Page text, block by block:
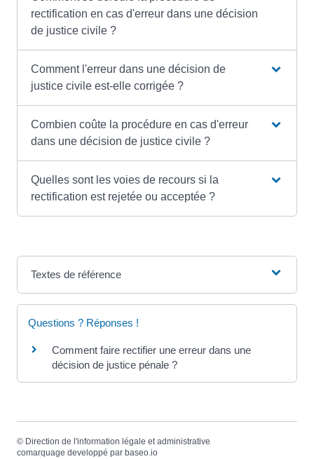
rectification en cas d'erreur dans une décision
de justice civile ?
Comment l'erreur dans une décision de
justice civile est-elle corrigée ?
Combien coûte la procédure en cas d'erreur
dans une décision de justice civile ?
Quelles sont les voies de recours si la
rectification est rejetée ou acceptée ?
Textes de référence
Questions ? Réponses !
Comment faire rectifier une erreur dans une
décision de justice pénale ?
© Direction de l'information légale et administrative
comarquage developpé par baseo.io